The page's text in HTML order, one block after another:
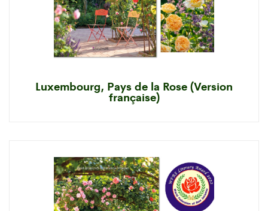
Luxembourg, Pays de la Rose (Version
française)